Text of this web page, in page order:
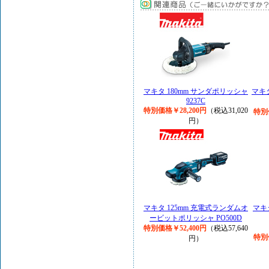
マキタ 180mm サンダポリッシャ
9237C
特別価格￥28,200円
（税込31,020
円）
マキ
特別
マキタ 125mm 充電式ランダムオ
ービットポリッシャ PO500D
特別価格￥52,400円
（税込57,640
円）
マキ
特別